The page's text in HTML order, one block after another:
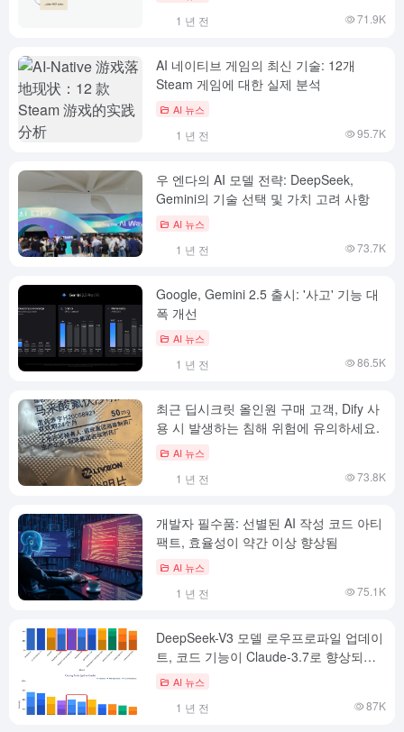
1 년 전 71.9K
AI 네이티브 게임의 최신 기술: 12개
Steam 게임에 대한 실제 분석
AI 뉴스
1 년 전 95.7K
우 엔다의 AI 모델 전략: DeepSeek,
Gemini의 기술 선택 및 가치 고려 사항
AI 뉴스
1 년 전 73.7K
Google, Gemini 2.5 출시: '사고' 기능 대
폭 개선
AI 뉴스
1 년 전 86.5K
최근 딥시크릿 올인원 구매 고객, Dify 사
용 시 발생하는 침해 위험에 유의하세요.
AI 뉴스
1 년 전 73.8K
개발자 필수품: 선별된 AI 작성 코드 아티
팩트, 효율성이 약간 이상 향상됨
AI 뉴스
1 년 전 75.1K
DeepSeek-V3 모델 로우프로파일 업데이
트, 코드 기능이 Claude-3.7로 향상되었
습니다.AI 뉴스
1 년 전 87K